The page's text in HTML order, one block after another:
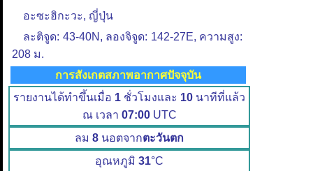
อะซะฮิกะวะ, ญี่ปุ่น
ละติจูด: 43-40N, ลองจิจูด: 142-27E, ความสูง:
208 ม.
การสังเกตสภาพอากาศปัจจุบัน
รายงานได้ทำขึ้นเมื่อ 1 ชั่วโมงและ 10 นาทีที่แล้ว
ณ เวลา 07:00UTC
ลม 8 นอตจากตะวันตก
อุณหภูมิ 31°C